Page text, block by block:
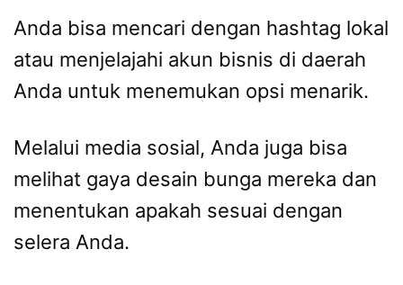
Anda bisa mencari dengan hashtag lokal
atau menjelajahi akun bisnis di daerah
Anda untuk menemukan opsi menarik.
Melalui media sosial, Anda juga bisa
melihat gaya desain bunga mereka dan
menentukan apakah sesuai dengan
selera Anda.